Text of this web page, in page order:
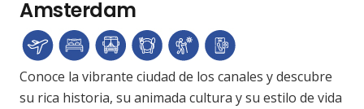
Amsterdam
Conoce la vibrante ciudad de los canales y descubre
su rica historia, su animada cultura y su estilo de vida